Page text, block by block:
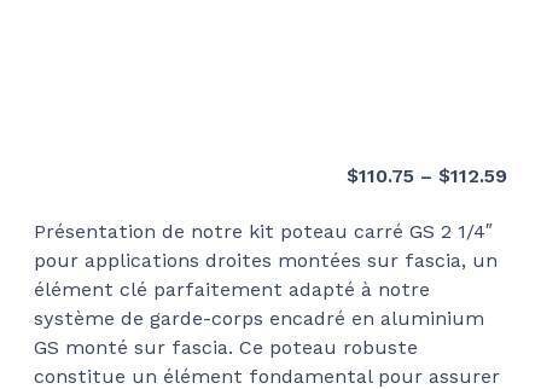
$110.75 – $112.59
Présentation de notre kit poteau carré GS 2 1/4″
pour applications droites montées sur fascia, un
élément clé parfaitement adapté à notre
système de garde-corps encadré en aluminium
GS monté sur fascia. Ce poteau robuste
constitue un élément fondamental pour assurer